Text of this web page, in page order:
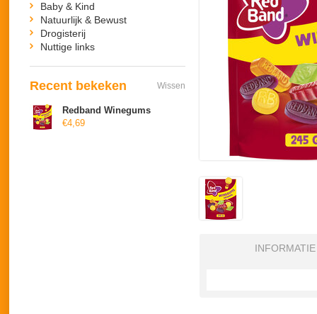
INFORMATIE
Baby & Kind
Natuurlijk & Bewust
Drogisterij
Nuttige links
Recent bekeken Wissen
Redband Winegums
€4,69